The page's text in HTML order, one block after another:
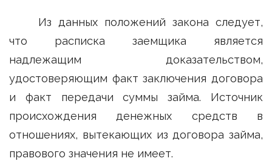
Из данных положений закона следует,
что расписка заемщика является
надлежащим доказательством,
удостоверяющим факт заключения договора
и факт передачи суммы займа. Источник
происхождения денежных средств в
отношениях, вытекающих из договора займа,
правового значения не имеет.